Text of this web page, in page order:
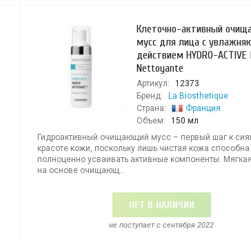
Клеточно-активный
мусс для лица с
действием HYDRO-
Nettoyante
Артикул:
12373
Бренд:
La Biosthetique
Страна:
Франция
Объем:
150 мл
Гидроактивный очищающий мусс – первый шаг к
красоте кожи, поскольку лишь чистая кожа способна
полноценно усваивать активные компоненты.
на основе очищающ...
НЕТ В НАЛИЧИИ
не поступает c сентября 2022